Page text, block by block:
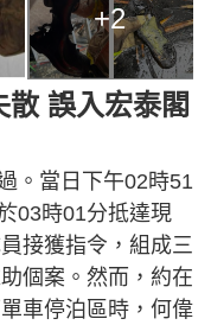
+2
誤入宏泰閣
。當日下午02時51
03時01分抵達現
接獲指令，組成三
個案。然而，約在
車停泊區時，何偉